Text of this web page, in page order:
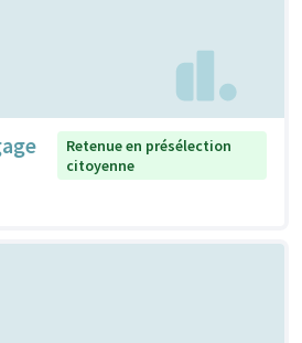
Retenue en présélection
citoyenne